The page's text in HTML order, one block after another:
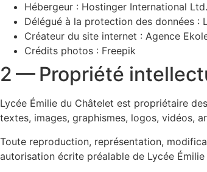
Hébergeur : Hostinger International
Délégué à la protection des données :
Créateur du site internet : Agence
Crédits photos : Freepik
2 — Propriété
Lycée Émilie du Châtelet est propriétaire
textes, images, graphismes, logos, vidéos,
Toute reproduction, représentation,
autorisation écrite préalable de Lycée